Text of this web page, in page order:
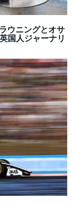
ウニングとオサ
国人ジャーナリ